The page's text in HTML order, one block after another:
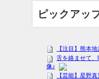
ピックアッ